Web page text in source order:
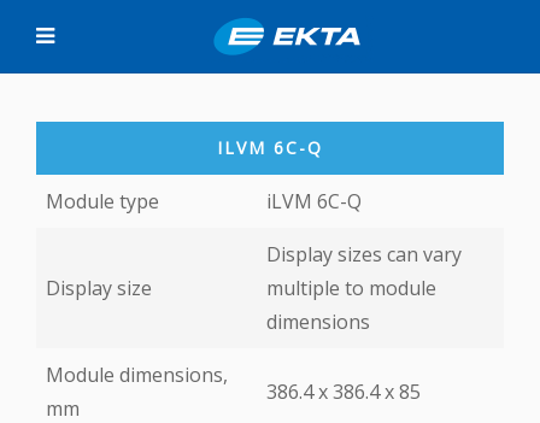
ILVM 6C-Q
Module type iLVM 6C-Q
Display size
Display sizes can vary
multiple to module
dimensions
Module dimensions,
mm
386.4 x 386.4 х 85